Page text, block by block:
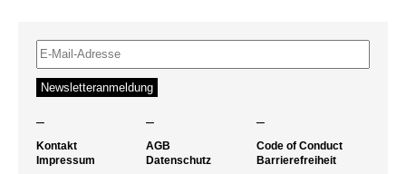
– – –
Kontakt
Impressum
AGB
Datenschutz
Code of Conduct
Barrierefreiheit